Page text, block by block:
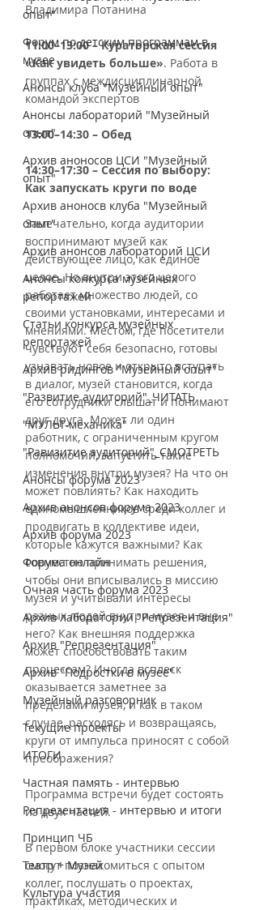
опыт"
Форум по детским программам в
музее
Анонсы клуба "Музейный опыт"
Анонсы лабораторий "Музейный
опыт"
Архив аноносов ЦСИ "Музейный
опыт"
Архив аноносв клуба "Музейный
опыт"
Архив анонсов лабораторий ЦСИ
Анонсы конкурса музейных
репортажей
Статьи конкурса музейных
репортажей
Архив ридингов "Музейный опыт"
"Развитие аудиторий"_ЧИТАТЬ
"МУЛЬТ-механика"
"Равизитие аудиторий"_СМОТРЕТЬ
Анонсы форума 2023
Архив анонсов форума 2023
Архив форума 2023
Форума онлайн
Очная часть форума 2023
Архив лаборатории "Репрезентация"
Архив "Репрезентация"
Архив "Подростки в музее"
Музейный разговорник
Текущие проекты
ИТОГИ
Частная память - интервью
Репрезентация - интервью и итоги
Принцип ЧБ
Театр + Музей
Культура участия
Владимира Потанина
11:00–13:00 – Кураторская сессия
«Как увидеть больше». Работа в
группах с междисциплинарной
командой экспертов
13:00–14:30 – Обед
14:30–17:30 – Сессия по выбору:
Как запускать круги по воде
Замечательно, когда аудитории
воспринимают музей как
действующее лицо, как единое
целое. Но внутри этого целого
работает множество людей, со
своими установками, интересами и
мнениями. Местом, где посетители
чувствуют себя безопасно, готовы
узнавать новое и открыто вступать
в диалог, музей становится, когда
его сотрудники слышат и понимают
друг друга. Может ли один
работник, с ограниченным кругом
полномочий, запустить такие
изменения внутри музея? На что он
может повлиять? Как находить
единомышленников среди коллег и
продвигать в коллективе идеи,
которые кажутся важными? Как
совместно принимать решения,
чтобы они вписывались в миссию
музея и учитывали интересы
разных людей внутри музея и вне
него? Как внешняя поддержка
может способствовать таким
процессам? Иногда всплеск
оказывается заметнее за
пределами музея, и как в таком
случае, расходясь и возвращаясь,
круги от импульса приносят с собой
преображения?
Программа встречи будет состоять
из двух частей.
В первом блоке участники сессии
смогут познакомиться с опытом
коллег, послушать о проектах,
практиках, методических и